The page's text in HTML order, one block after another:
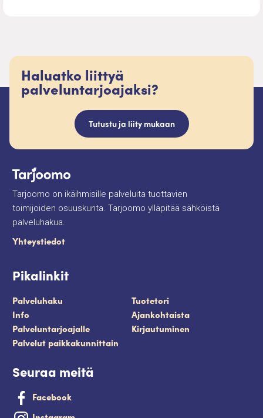
Haluatko liittyä
palveluntarjoajaksi?
Tutustu ja liity mukaan
Tarjoomo on ikäihmisille palveluita tuottavien
toimijoiden osuuskunta. Tarjoomo ylläpitää sähköistä
palveluhakua.
Yhteystiedot
Pikalinkit
Palveluhaku
Tuotetori
Info
Ajankohtaista
Palveluntarjoajalle
Kirjautuminen
Palvelut paikkakunnittain
Seuraa meitä
Facebook